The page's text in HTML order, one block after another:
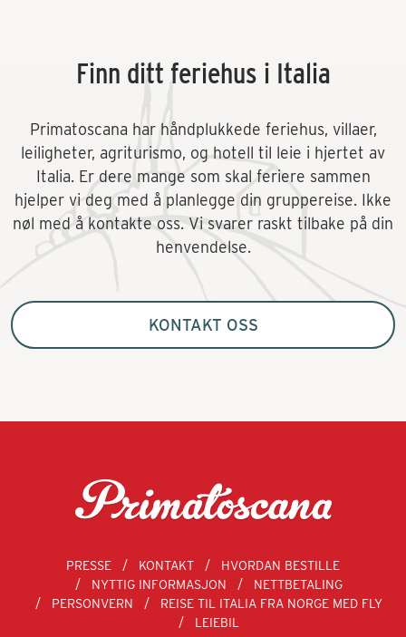
Finn ditt feriehus i Italia
Primatoscana har håndplukkede feriehus, villaer,
leiligheter, agriturismo, og hotell til leie i hjertet av
Italia. Er dere mange som skal feriere sammen
hjelper vi deg med å planlegge din gruppereise. Ikke
nøl med å kontakte oss. Vi svarer raskt tilbake på din
henvendelse.
KONTAKT OSS
PRESSE KONTAKT
HVORDAN BESTILLE
NYTTIG INFORMASJON
NETTBETALING
PERSONVERN
REISE TIL ITALIA FRA NORGE MED FLY
LEIEBIL